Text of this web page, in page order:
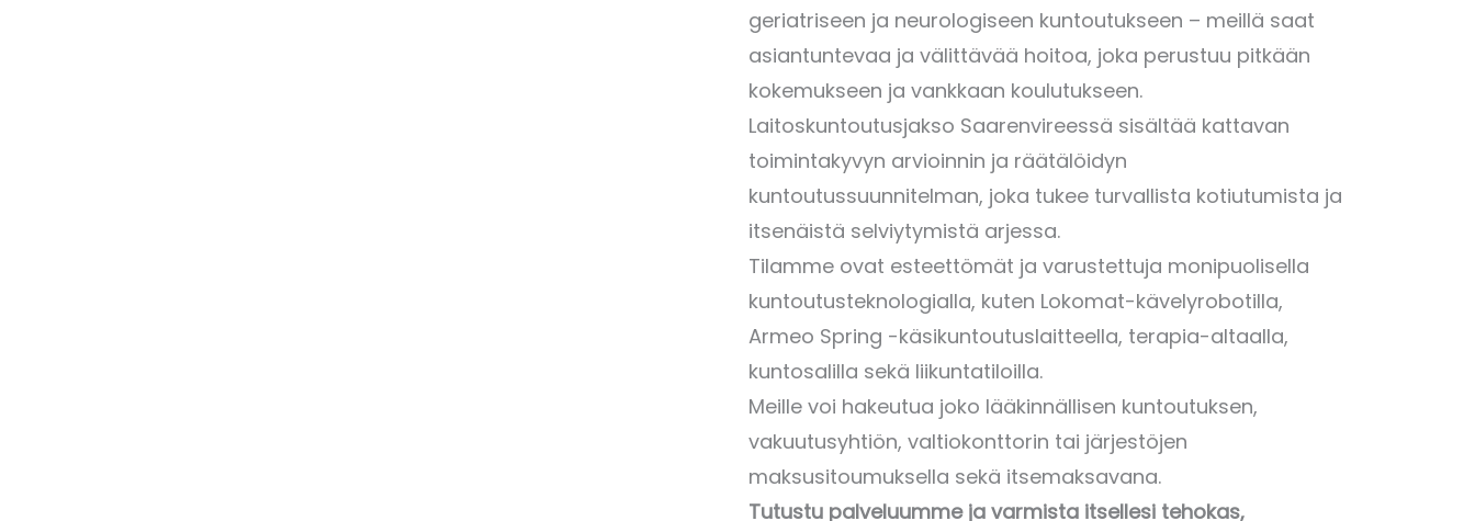
geriatriseen ja neurologiseen kuntoutukseen – meillä saat
asiantuntevaa ja välittävää hoitoa, joka perustuu pitkään
kokemukseen ja vankkaan koulutukseen.
Laitoskuntoutusjakso Saarenvireessä sisältää kattavan
toimintakyvyn arvioinnin ja räätälöidyn
kuntoutussuunnitelman, joka tukee turvallista kotiutumista ja
itsenäistä selviytymistä arjessa.
Tilamme ovat esteettömät ja varustettuja monipuolisella
kuntoutusteknologialla, kuten Lokomat-kävelyrobotilla,
Armeo Spring -käsikuntoutuslaitteella, terapia-altaalla,
kuntosalilla sekä liikuntatiloilla.
Meille voi hakeutua joko lääkinnällisen kuntoutuksen,
vakuutusyhtiön, valtiokonttorin tai järjestöjen
maksusitoumuksella sekä itsemaksavana.
Tutustu palveluumme ja varmista itsellesi tehokas,